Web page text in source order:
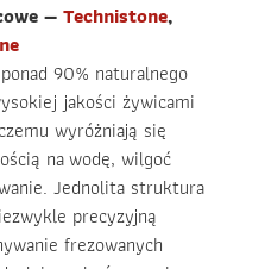
—Technistone,
90% naturalnego
jakości żywicami
wyróżniają się
na wodę, wilgoć
Jednolita struktura
precyzyjną
frezowanych